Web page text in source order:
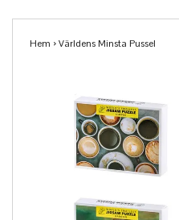
Hem ›Världens Minsta Pussel